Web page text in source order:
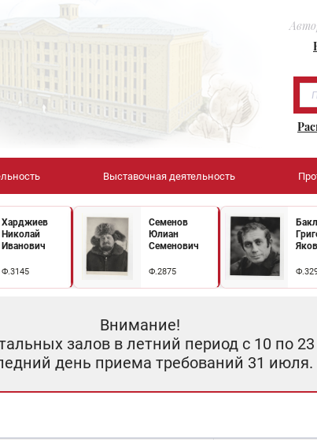
Выставочная деятельность
Харджиев
Николай
Иванович
Ф.3145
Семенов
Юлиан
Семенович
Ф.2875
Внимание!
залов в летний период с 10 по 23
день приема требований 31 июля.